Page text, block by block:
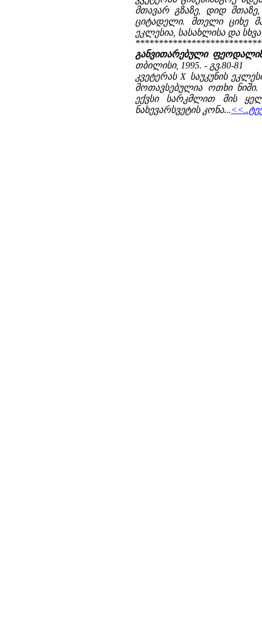
მთავარ გზაზე, დიდ
ციტადელი. მთელი ციხე
ეკლესია, სასახლისა და
განვითარებული
თბილისი, 1995. - გვ.80-81
კვეტერას X საუკუნის
მოთავსებულია ოთხი
ექვსი სარკმლით მის
ნახევარსვეტის კონა...